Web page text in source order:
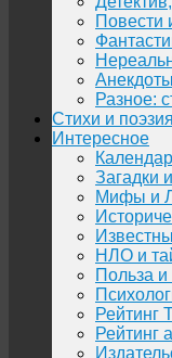
Повести
Разное:
Стихи и поэзия
Интересное
Загадки
Мифы и
НЛО и
Польза
Рейтинг
Рейтинг